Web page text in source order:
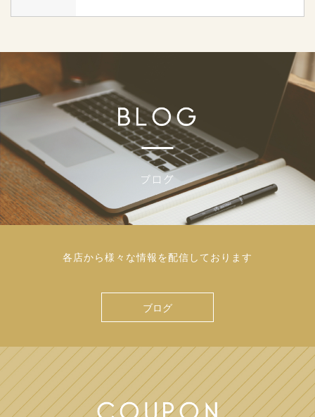
各店から様々な情報を配信しております
ブログ